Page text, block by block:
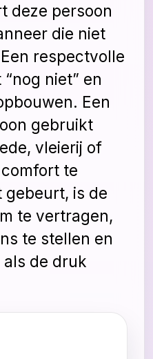
deze persoon
die niet
respectvolle
niet” en
Een
gebruikt
vleierij of
te
is de
te vertragen,
te stellen en
de druk